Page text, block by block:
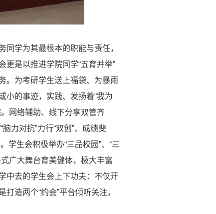
学为其最根本的职能与责任，
更是以推进学院同学“五育并举”
。为考研学生送上福袋、为暴雨
小的事迹，实践、发扬着“我为
网络辅助、线下分享双管齐
力对抗”力行“双创”、成绩斐
学生会积极举办“三品校园”、“三
广大舞台育美健体，极大丰富
中去的学生会上下功夫：不仅开
造两个“约会”平台倾听关注，